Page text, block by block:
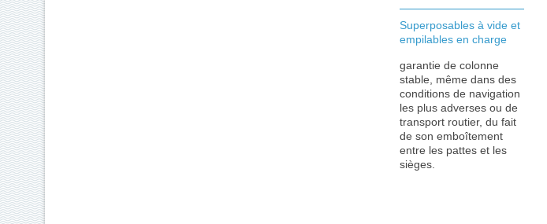
Superposables à vide et
empilables en charge
garantie de colonne
stable, même dans des
conditions de navigation
les plus adverses ou de
transport routier, du fait
de son emboîtement
entre les pattes et les
sièges.